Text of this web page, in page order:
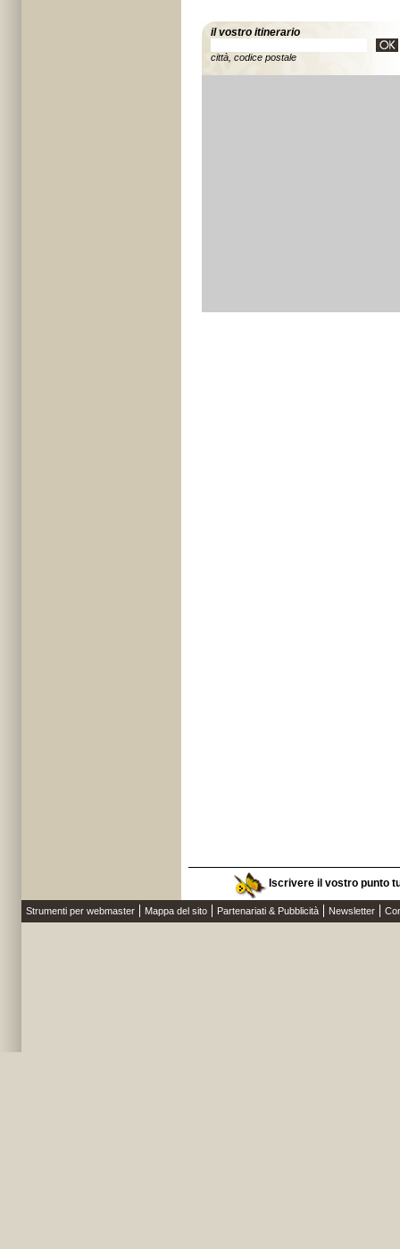
il vostro itinerario
città, codice postale
Iscrivere il vostro punto
Strumenti per webmaster Mappa del sito Partenariati & Pubblicità Newsletter